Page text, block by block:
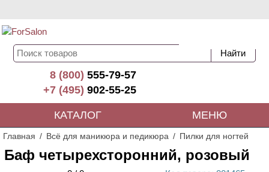
8 (800)555-79-57
+7 (495)902-55-25
КАТАЛОГ МЕНЮ
Главная Всё для маникюра и педикюра Пилки для ногтей
Баф четырехсторонний, розовый